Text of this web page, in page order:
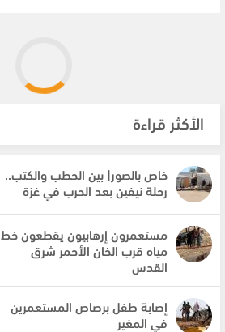
الأكثر قراءة
خاص بالصور| بين الحطب والكتب..
رحلة نيفين بعد الحرب في غزة
مستعمرون إرهابيون يقطعون خط
مياه قرب الخان الأحمر شرق
القدس
إصابة طفل برصاص المستعمرين
في المغير